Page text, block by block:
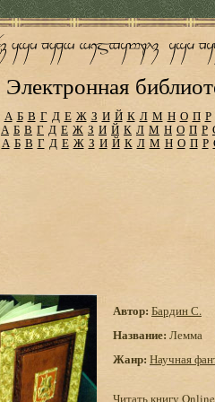
Электронная
А Б В Г Д Е Ж З И Й К Л М Н О П Р
А Б В Г Д Е Ж З И Й К Л М Н О П Р
А Б В Г Д Е Ж З И Й К Л М Н О П Р
Автор: Бардин С.
Название: Лемма
Жанр: Научная
Читать книгу Online